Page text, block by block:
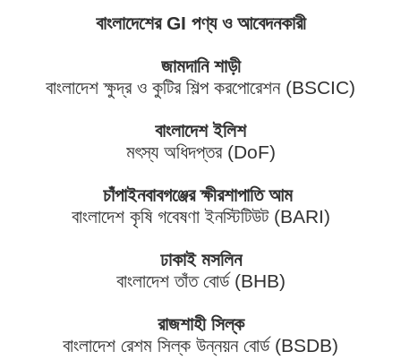
বাংলাদেশের GI পণ্য ও আবেদনকারী
জামদানি শাড়ী
বাংলাদেশ ক্ষুদ্র ও কুটির শিল্প করপোরেশন (BSCIC)
বাংলাদেশ ইলিশ
মৎস্য অধিদপ্তর (DoF)
চাঁপাইনবাবগঞ্জের ক্ষীরশাপাতি আম
বাংলাদেশ কৃষি গবেষণা ইনস্টিটিউট (BARI)
ঢাকাই মসলিন
বাংলাদেশ তাঁত বোর্ড (BHB)
রাজশাহী সিল্ক
বাংলাদেশ রেশম সিল্ক উন্নয়ন বোর্ড (BSDB)